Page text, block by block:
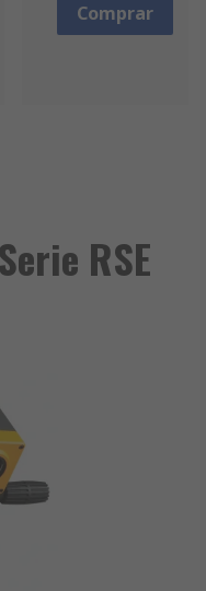
Comprar
RSE